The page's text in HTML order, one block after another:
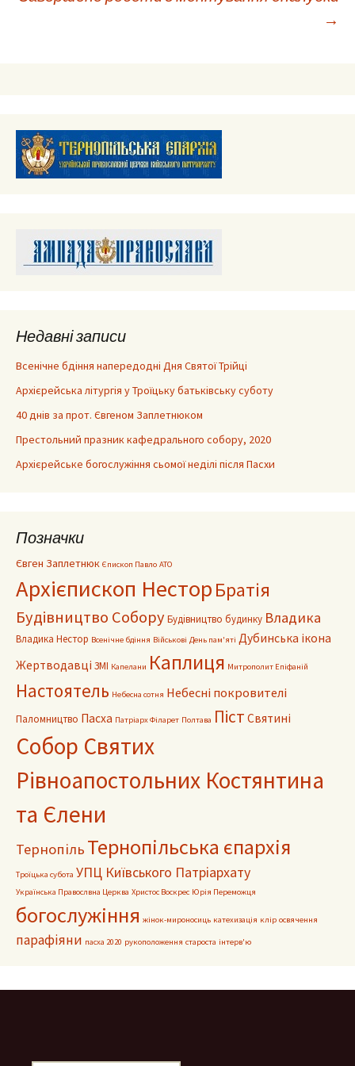
по
→
Недавні записи
Всенічне бдіння напередодні Дня Святої Трійці
Архієрейська літургія у Троїцьку батьківську суботу
40 днів за прот. Євгеном Заплетнюком
Престольний празник кафедрального собору, 2020
Архієрейське богослужіння сьомої неділі після Пасхи
Позначки
Євген Заплетнюк Єпископ Павло АТО
Архієпископ Нестор Братія
Будівництво Собору Будівництво будинку Владика
Владика Нестор Всенічне бдіння Військові День пам'яті Дубинська ікона
Жертводавці ЗМІ Капелани Каплиця Митрополит Епіфаній
Настоятель Небесна сотня Небесні покровителі
Паломництво Пасха Патріарх Філарет Полтава Піст Святині
Собор Святих
Рівноапостольних Костянтина
та Єлени
Тернопіль Тернопільська єпархія
Троїцька субота УПЦ Київського Патріархату
Українська Правослвна Церква Христос Воскрес Юрія Переможця
богослужіння жінок-мироносиць катехизація клір освячення
парафіяни пасха 2020 рукоположення староста інтерв'ю